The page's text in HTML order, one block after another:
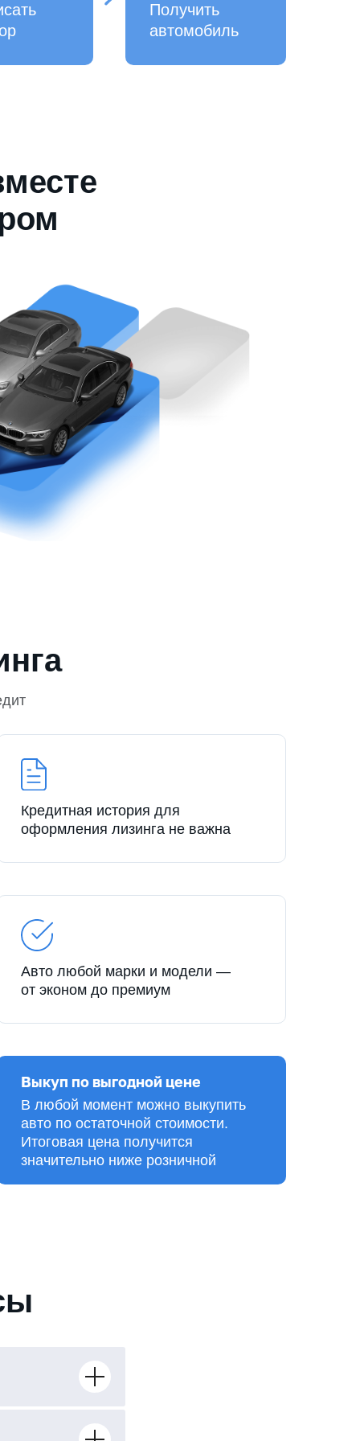
Получить
автомобиль
Кредитная история для
оформления лизинга не важна
Авто любой марки и модели —
от эконом до премиум
В любой момент можно выкупить
авто по остаточной стоимости.
Итоговая цена получится
значительно ниже розничной
Выкуп по выгодной цене